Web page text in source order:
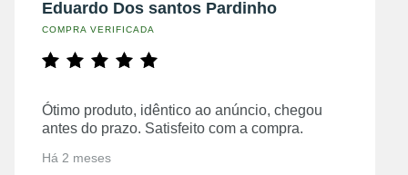
Eduardo Dos santos Pardinho
COMPRA VERIFICADA
Ótimo produto, idêntico ao anúncio, chegou
antes do prazo. Satisfeito com a compra.
Há 2 meses